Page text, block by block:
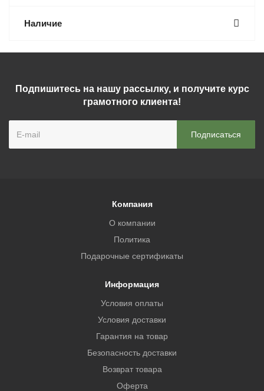
Наличие
Подпишитесь на нашу рассылку, и получите курс
грамотного клиента!
Компания
О компании
Политика
Подарочные сертификаты
Информация
Условия оплаты
Условия доставки
Гарантия на товар
Безопасность доставки
Возврат товара
Оферта